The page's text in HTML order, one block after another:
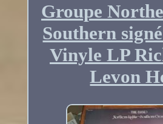
Groupe
Southern
Vinyle LP
Levon